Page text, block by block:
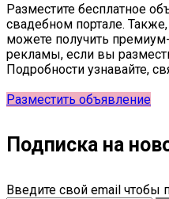
Разместите бесплатное
свадебном портале.
можете получить
рекламы, если вы
Подробности узнавайте,
Разместить объявление
Подписка на
Введите свой email чтобы